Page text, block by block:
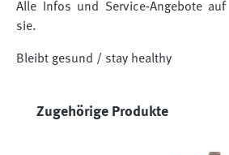
Alle Infos und Service-Angebote
sie.
Bleibt gesund / stay healthy
Produktgalerie überspringen
Zugehörige Produkte